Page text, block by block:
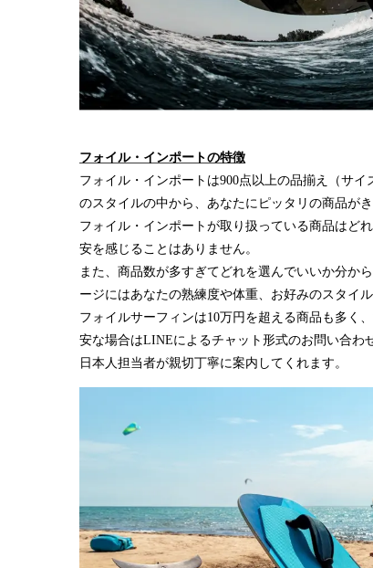
フォイル・インポートの特徴
フォイル・インポートは900点以上の品揃え（サ
のスタイルの中から、あなたにピッタリの商品が
フォイル・インポートが取り扱っている商品はど
安を感じることはありません。
また、商品数が多すぎてどれを選んでいいか分
ージにはあなたの熟練度や体重、お好みのスタイ
フォイルサーフィンは10万円を超える商品も多く
安な場合はLINEによるチャット形式のお問い合わ
日本人担当者が親切丁寧に案内してくれます。